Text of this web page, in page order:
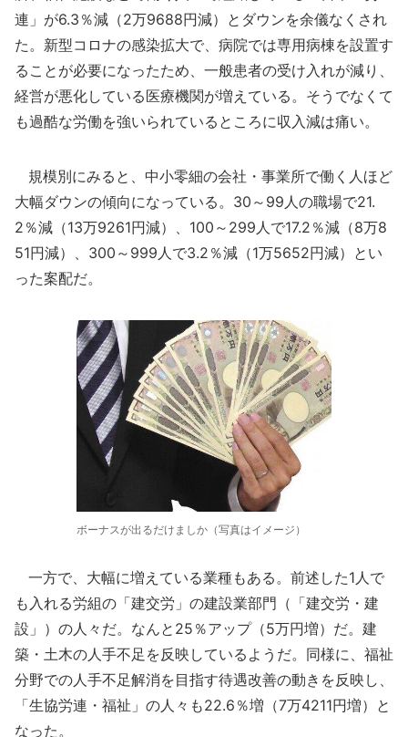
連」が6.3％減（2万9688円減）とダウンを余儀なくされ
た。新型コロナの感染拡大で、病院では専用病棟を設置す
ることが必要になったため、一般患者の受け入れが減り、
経営が悪化している医療機関が増えている。そうでなくて
も過酷な労働を強いられているところに収入減は痛い。
規模別にみると、中小零細の会社・事業所で働く人ほど
大幅ダウンの傾向になっている。30～99人の職場で21.
2％減（13万9261円減）、100～299人で17.2％減（8万8
51円減）、300～999人で3.2％減（1万5652円減）とい
った案配だ。
ボーナスが出るだけましか（写真はイメージ）
一方で、大幅に増えている業種もある。前述した1人で
も入れる労組の「建交労」の建設業部門（「建交労・建
設」）の人々だ。なんと25％アップ（5万円増）だ。建
築・土木の人手不足を反映しているようだ。同様に、福祉
分野での人手不足解消を目指す待遇改善の動きを反映し、
「生協労連・福祉」の人々も22.6％増（7万4211円増）と
なった。